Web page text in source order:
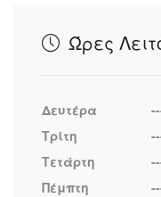
Ώρες
Δευτέρα
Τρίτη
Τετάρτη
Πέμπτη